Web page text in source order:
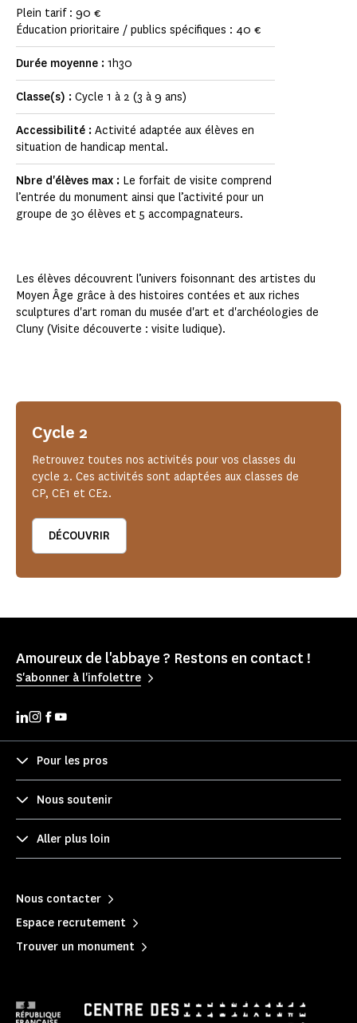
Plein tarif : 90 €
Éducation prioritaire / publics spécifiques : 40 €
Durée moyenne : 1h30
Classe(s) : Cycle 1 à 2 (3 à 9 ans)
Accessibilité : Activité adaptée aux élèves en
situation de handicap mental.
Nbre d'élèves max : Le forfait de visite comprend
l’entrée du monument ainsi que l’activité pour un
groupe de 30 élèves et 5 accompagnateurs.
Les élèves découvrent l’univers foisonnant des artistes du
Moyen Âge grâce à des histoires contées et aux riches
sculptures d'art roman du musée d'art et d'archéologies de
Cluny (Visite découverte : visite ludique).
Cycle 2
Retrouvez toutes nos activités pour vos classes du
cycle 2. Ces activités sont adaptées aux classes de
CP, CE1 et CE2.
DÉCOUVRIR
Amoureux de l'abbaye ? Restons en contact !
S'abonner à l'infolettre
Pour les pros
Nous soutenir
Aller plus loin
Nous contacter
Espace recrutement
Trouver un monument